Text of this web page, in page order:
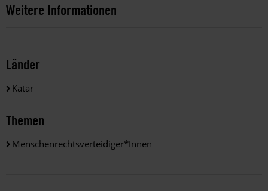
Weitere Informationen
Länder
Katar
Themen
Menschenrechtsverteidiger*innen